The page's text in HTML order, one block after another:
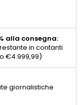
alla consegna:
in contanti
€4.999,99)
giornalistiche